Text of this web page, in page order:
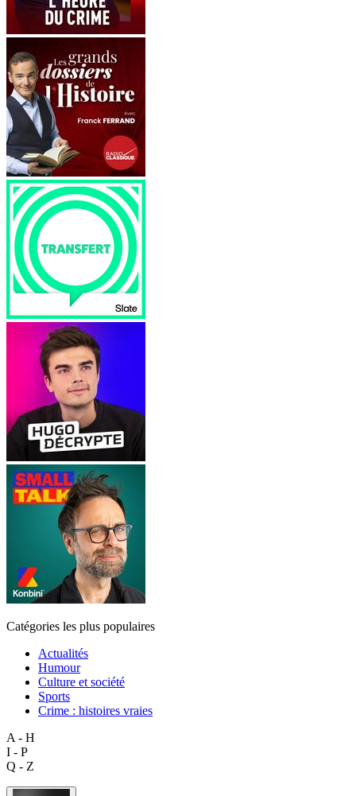
Catégories les plus populaires
Actualités
Humour
Culture et société
Sports
Crime : histoires vraies
A - H
I - P
Q - Z